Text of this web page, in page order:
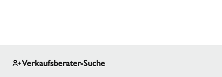
Verkaufsberater-Suche